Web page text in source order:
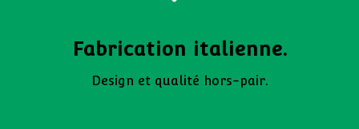
Fabrication italienne.
Design et qualité hors-pair.